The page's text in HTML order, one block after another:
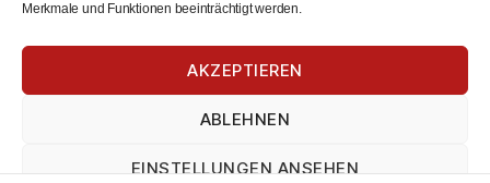
Merkmale und Funktionen beeinträchtigt werden.
AKZEPTIEREN
ABLEHNEN
EINSTELLUNGEN ANSEHEN
Winterdienst Teilzeitzeit-Mitarbeiter
Thomas Weiss Immobilien Management